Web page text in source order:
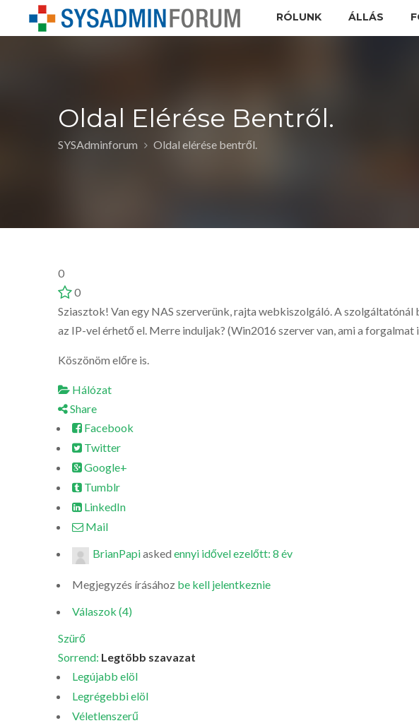
RÓLUNK ÁLLÁS
Oldal Elérése Bentről.
SYSAdminforum Oldal elérése bentről.
0
0
Sziasztok! Van egy NAS szerverünk, rajta webkiszolgáló. A
az IP-vel érhető el. Merre induljak? (Win2016 szerver van, ami a forgalmat
Köszönöm előre is.
Hálózat
Share
Facebook
Twitter
Google+
Tumblr
LinkedIn
Mail
BrianPapiasked ennyi idővel ezelőtt: 8 év
Megjegyzés írásához be kell jelentkeznie
Válaszok (4)
Szürő
Sorrend: Legtöbb szavazat
Legújabb elöl
Legrégebbi elöl
Véletlenszerű